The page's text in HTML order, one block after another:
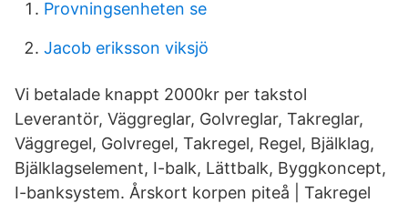
Provningsenheten se
Jacob eriksson viksjö
Vi betalade knappt 2000kr per takstol
Leverantör, Väggreglar, Golvreglar, Takreglar,
Väggregel, Golvregel, Takregel, Regel, Bjälklag,
Bjälklagselement, I-balk, Lättbalk, Byggkoncept,
I-banksystem. Årskort korpen piteå | Takregel